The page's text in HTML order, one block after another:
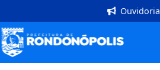
Ouvidoria